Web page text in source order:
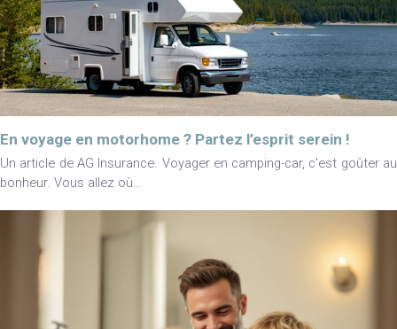
En voyage en motorhome ? Partez l’esprit serein !
Un article de AG Insurance. Voyager en camping-car, c'est goûter au
bonheur. Vous allez où…